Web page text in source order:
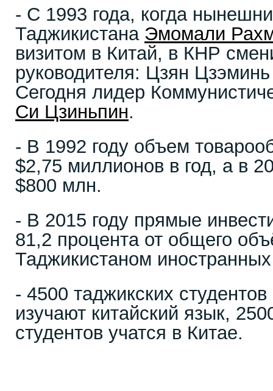
- С 1993 года, когда
Таджикистана Эмомали
визитом в Китай, в КНР
руководителя: Цзян
Сегодня лидер
Си Цзиньпин.
- В 1992 году объем
$2,75 миллионов в год, а в
$800 млн.
- В 2015 году прямые
81,2 процента от общего
Таджикистаном
- 4500 таджикских
изучают китайский язык,
студентов учатся в Китае.